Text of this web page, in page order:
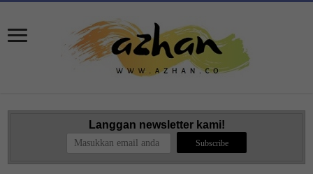
Langgan newsletter kami!